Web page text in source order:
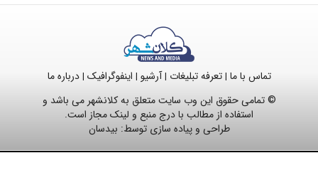
تماس با ما |تعرفه تبلیغات |آرشیو | اینفوگرافیک |درباره ما
© تمامی حقوق این وب سایت متعلق به کلانشهر می باشد و
استفاده از مطالب با درج منبع و لینک مجاز است.
طراحی و پیاده سازی توسط: بیدسان